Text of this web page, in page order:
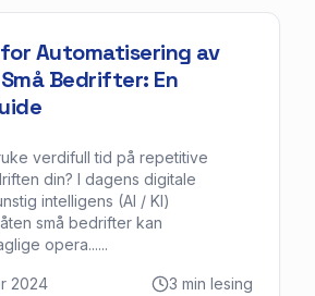
Automatisering av
Bedrifter: En
verdifull tid på repetitive
din? I dagens digitale
intelligens (AI / KI)
små bedrifter kan
opera......
2024 3 min lesing